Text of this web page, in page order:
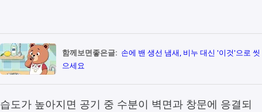
함께보면좋은글: 손에 밴 생선 냄새, 비누 대신 '이것'으로 씻
으세요
습도가 높아지면 공기 중 수분이 벽면과 창문에 응결되